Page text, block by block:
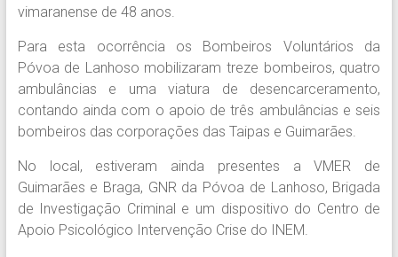
vimaranense de 48 anos.
Para esta ocorrência os Bombeiros Voluntários da
Póvoa de Lanhoso mobilizaram treze bombeiros, quatro
ambulâncias e uma viatura de desencarceramento,
contando ainda com o apoio de três ambulâncias e seis
bombeiros das corporações das Taipas e Guimarães.
No local, estiveram ainda presentes a VMER de
Guimarães e Braga, GNR da Póvoa de Lanhoso, Brigada
de Investigação Criminal e um dispositivo do Centro de
Apoio Psicológico Intervenção Crise do INEM.